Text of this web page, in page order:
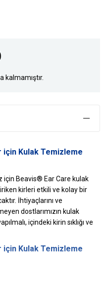
kalmamıştır.
için Kulak Temizleme
için Beavis® Ear Care kulak
kirleri etkili ve kolay bir
İhtiyaçlarını ve
dostlarımızın kulak
içindeki kirin sıklığı ve
için Kulak Temizleme